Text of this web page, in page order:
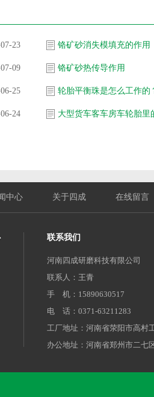
23 铬矿砂消失模填充的作用
09 铬矿砂热传导作用
25 轮胎平衡珠是怎么工作的
24
中心 关于四成 在线留言
联系我们
河南四成研磨科技有限公司
联系人：王青
手 机：15890630517
电 话：0371-63211283
工厂地址：河南省荥阳市高村
办公地址：河南省郑州市二七